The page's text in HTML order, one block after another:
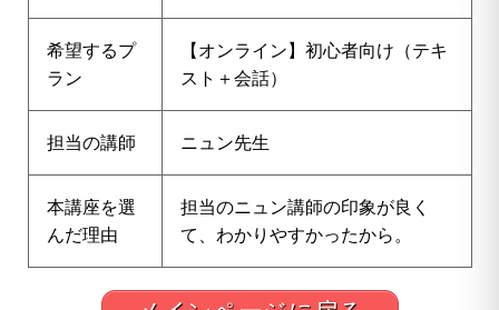
希望するプ
ラン
【オンライン】初心者向け（テキ
スト＋会話）
担当の講師 ニュン先生
本講座を選
んだ理由
担当のニュン講師の印象が良く
て、わかりやすかったから。